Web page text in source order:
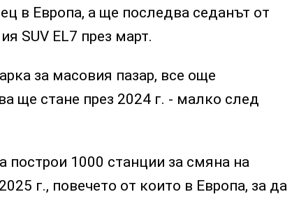
в Европа, а ще последва седанът от
SUV EL7 през март.
за масовия пазар, все още
ще стане през 2024 г. - малко след
построи 1000 станции за смяна на
г., повечето от които в Европа, за да